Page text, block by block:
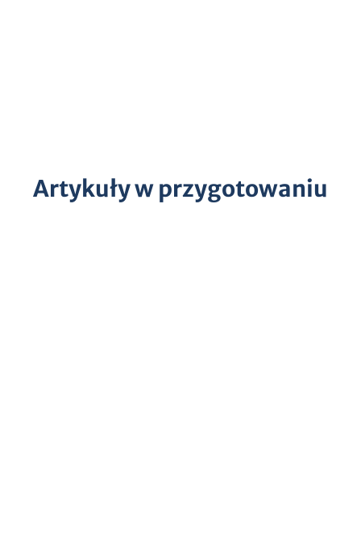
Artykuły w przygotowaniu